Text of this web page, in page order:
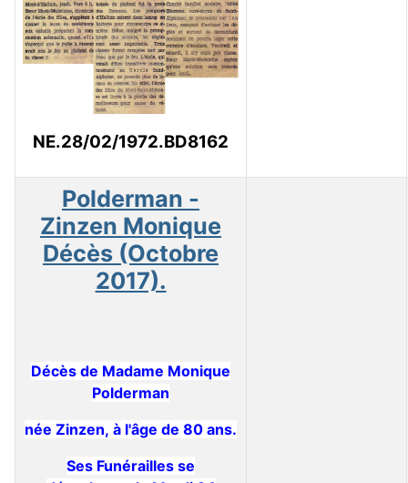
NE.28/02/1972.BD8162
Polderman -
Zinzen Monique
Décès (Octobre
2017).
Décès de Madame Monique
Polderman
née Zinzen, à l'âge de 80 ans.
Ses Funérailles se